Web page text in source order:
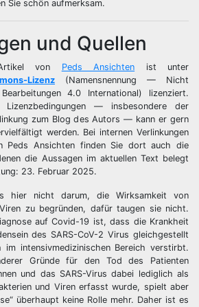
Sie schön aufmerksam.
und Quellen
von Peds Ansichten ist unter
Lizenz (Namensnennung — Nicht
4.0 International) lizenziert.
— insbesondere der
zum Blog des Autors — kann er gern
werden. Bei internen Verlinkungen
Peds Ansichten finden Sie dort auch die
die Aussagen im aktuellen Text belegt
23. Februar 2025.
hier nicht darum, die Wirksamkeit von
zu begründen, dafür taugen sie nicht.
auf Covid-19 ist, dass die Krankheit
des SARS-CoV-2 Virus gleichgestellt
im intensivmedizinischen Bereich verstirbt.
Gründe für den Tod des Patienten
und das SARS-Virus dabei lediglich als
und Viren erfasst wurde, spielt aber
überhaupt keine Rolle mehr. Daher ist es